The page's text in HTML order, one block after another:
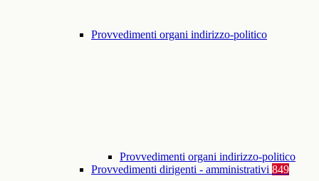
Provvedimenti organi indirizzo-politico
Provvedimenti organi indirizzo-politico
Provvedimenti dirigenti - amministrativi 849